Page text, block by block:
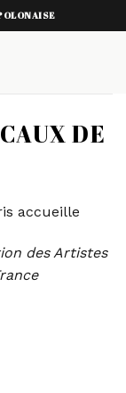
DE
accueille
des Artistes